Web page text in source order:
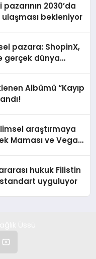
2030’da
bekleniyor
pazara: ShopinX,
gerçek dünya
Albümü “Kayıp
araştırmaya
Maması ve Vegan
hukuk Filistin
uyguluyor